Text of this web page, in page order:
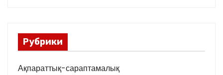
Рубрики
Ақпараттық-сараптамалық